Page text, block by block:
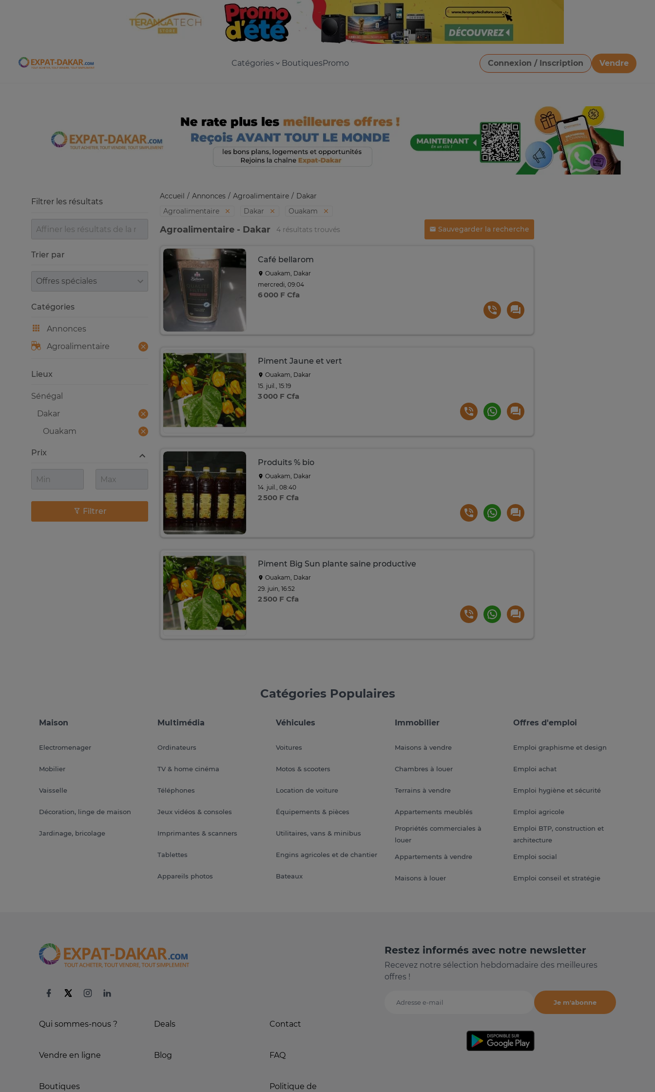
Expat-Dakar Catégories BoutiquesPromo Connexion / Inscription
Vendre
Télécharger une image
Accueil Annonces Agroalimentaire
Dakar
Agroalimentaire
Dakar Ouakam
Agroalimentaire - Dakar 4 résultats trouvés Sauvegarder la recherche
Café bellarom
Ouakam, Dakar
mercredi, 09:04
6 000 F Cfa
Piment Jaune et vert
Ouakam, Dakar
15. juil., 15:19
3 000 F Cfa
Produits % bio
Ouakam, Dakar
14. juil., 08:40
2 500 F Cfa
Piment Big Sun plante saine productive
Ouakam, Dakar
29. juin, 16:52
2 500 F Cfa
Filtrer les résultats
Trier par
Trier par
Catégories
Annonces
Agroalimentaire
Lieux
Sénégal
Dakar
Ouakam
Prix
Filtrer
Catégories Populaires
Maison
Electromenager
Mobilier
Vaisselle
Décoration, linge de maison
Jardinage, bricolage
Multimédia
Ordinateurs
TV & home cinéma
Téléphones
Jeux vidéos & consoles
Imprimantes & scanners
Tablettes
Appareils photos
Véhicules
Voitures
Motos & scooters
Location de voiture
Équipements & pièces
Utilitaires, vans & minibus
Engins agricoles et de chantier
Bateaux
Immobilier
Maisons à vendre
Chambres à louer
Terrains à vendre
Appartements meublés
Propriétés commerciales à
louer
Appartements à vendre
Maisons à louer
Offres d'emploi
Emploi graphisme et design
Emploi achat
Emploi hygiène et sécurité
Emploi agricole
Emploi BTP, construction et
architecture
Emploi social
Emploi conseil et stratégie
Qui sommes-nous ?
Vendre en ligne
Boutiques
Deals
Blog
Contact
FAQ
Politique de
Restez informés avec notre newsletter
Recevez notre sélection hebdomadaire des meilleures
offres !
Adresse e-mail
Je m'abonne